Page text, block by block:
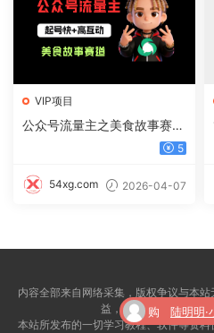
VIP项目
公众号流量主之美食故事赛
道，起号快+高互动，8天就 5
54xg.com 2026-04-07
内容全部来自网络采集，版权争议与本
益，请联系我们
本站所发布的一切学习教程、软件等资
购
陆明明